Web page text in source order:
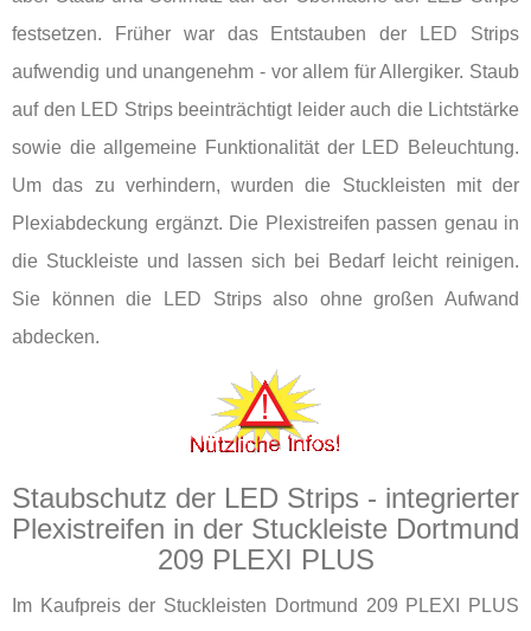
festsetzen. Früher war das Entstauben der LED Strips
aufwendig und unangenehm - vor allem für Allergiker. Staub
auf den LED Strips beeinträchtigt leider auch die Lichtstärke
sowie die allgemeine Funktionalität der LED Beleuchtung.
Um das zu verhindern, wurden die Stuckleisten mit der
Plexiabdeckung ergänzt. Die Plexistreifen passen genau in
die Stuckleiste und lassen sich bei Bedarf leicht reinigen.
Sie können die LED Strips also ohne großen Aufwand
abdecken.
Staubschutz der LED Strips - integrierter
Plexistreifen in der Stuckleiste Dortmund
209 PLEXI PLUS
Im Kaufpreis der Stuckleisten Dortmund 209 PLEXI PLUS